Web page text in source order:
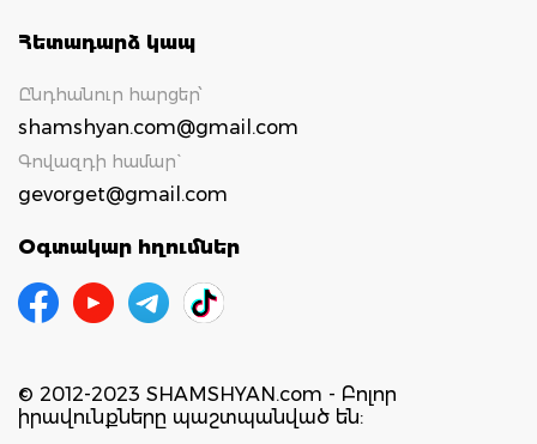
Հետադարձ կապ
Ընդհանուր հարցեր՝
shamshyan.com@gmail.com
Գովազդի համար`
gevorget@gmail.com
Օգտակար հղումներ
© 2012-2023 SHAMSHYAN.com - Բոլոր
իրավունքները պաշտպանված են: